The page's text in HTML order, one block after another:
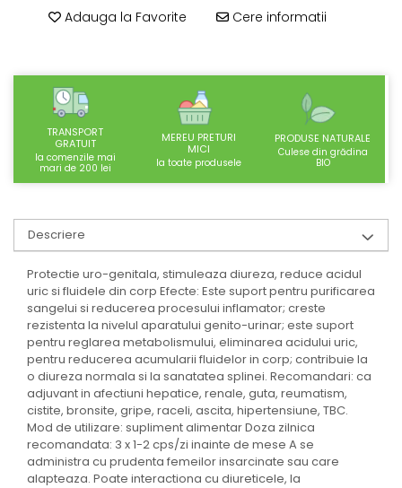
SUPLIMENTE DETOXIFIERE
COLON
SUPLIMENTE IMUNITATE
COSMETICE FAȚĂ
CREME CORP-MASAJ-MAINI -
CALCAIE
ULEIURI
CEAIURI
GEMODERIVATE
CREME AFECTIUNI PIELE
SUPOZITOARE
TINCTURI
SUPERALIMENTE
Adauga la Favorite Cere informatii
TRANSPORT
GRATUIT
la comenzile mai
mari de 200 lei
MEREU PRETURI
MICI
la toate produsele
PRODUSE NATURALE
Culese din grădina
BIO
Descriere
Protectie uro-genitala, stimuleaza diureza, reduce acidul
uric si fluidele din corp Efecte: Este suport pentru purificarea
sangelui si reducerea procesului inflamator; creste
rezistenta la nivelul aparatului genito-urinar; este suport
pentru reglarea metabolismului, eliminarea acidului uric,
pentru reducerea acumularii fluidelor in corp; contribuie la
o diureza normala si la sanatatea splinei. Recomandari: ca
adjuvant in afectiuni hepatice, renale, guta, reumatism,
cistite, bronsite, gripe, raceli, ascita, hipertensiune, TBC.
Mod de utilizare: supliment alimentar Doza zilnica
recomandata: 3 x 1-2 cps/zi inainte de mese A se
administra cu prudenta femeilor insarcinate sau care
alapteaza. Poate interactiona cu diureticele, la